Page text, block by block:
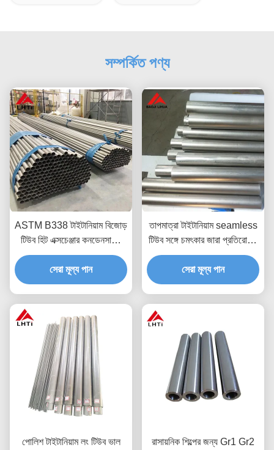
সম্পর্কিত পণ্য
ASTM B338 টাইটানিয়াম বিজোড়
টিউব হিট এক্সচেঞ্জার কনডেনসারের
জন্য 19 মিমি
সেরা মূল্য পান
তাপমাত্রা টাইটানিয়াম seamless
টিউব সঙ্গে চমৎকার জারা প্রতিরোধের
GR1 GR2 GR3 GR4 GR5
GR7 GR9 GR12
সেরা মূল্য পান
পোলিশ টাইটানিয়াম লং টিউব ভাল
রাসায়নিক শিল্পের জন্য Gr1 Gr2